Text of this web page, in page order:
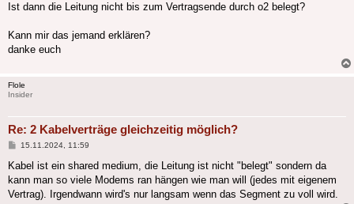
Ist dann die Leitung nicht bis zum Vertragsende durch o2 belegt?
Kann mir das jemand erklären?
danke euch
Flole
Insider
Re: 2 Kabelverträge gleichzeitig möglich?
Beitrag
15.11.2024, 11:59
Kabel ist ein shared medium, die Leitung ist nicht "belegt" sondern da
kann man so viele Modems ran hängen wie man will (jedes mit eigenem
Vertrag). Irgendwann wird's nur langsam wenn das Segment zu voll wird.